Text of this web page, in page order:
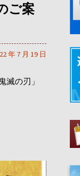
ご案
年 7 月 19 日
滅の刃」